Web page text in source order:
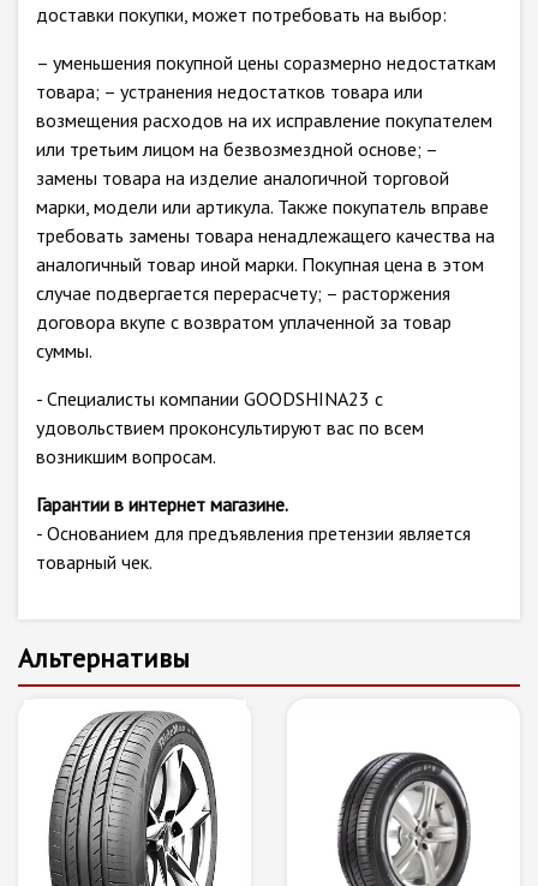
доставки покупки, может потребовать на выбор:
– уменьшения покупной цены соразмерно недостаткам
товара; – устранения недостатков товара или
возмещения расходов на их исправление покупателем
или третьим лицом на безвозмездной основе; –
замены товара на изделие аналогичной торговой
марки, модели или артикула. Также покупатель вправе
требовать замены товара ненадлежащего качества на
аналогичный товар иной марки. Покупная цена в этом
случае подвергается перерасчету; – расторжения
договора вкупе с возвратом уплаченной за товар
суммы.
- Специалисты компании GOODSHINA23 с
удовольствием проконсультируют вас по всем
возникшим вопросам.
Гарантии в интернет магазине.
- Основанием для предъявления претензии является
товарный чек.
Альтернативы